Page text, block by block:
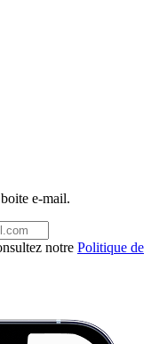
e-mail.
notre Politique de